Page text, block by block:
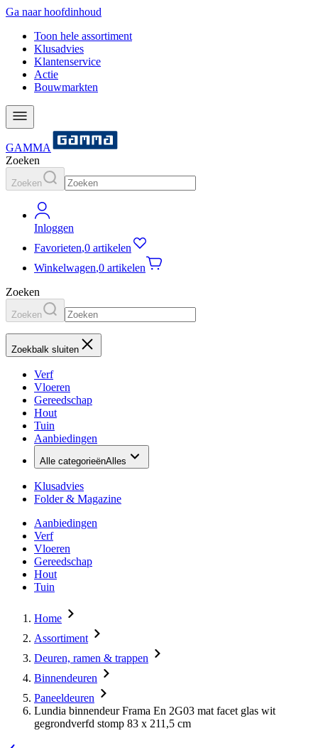
Ga naar hoofdinhoud
Toon hele assortiment
Klusadvies
Klantenservice
Actie
Bouwmarkten
GAMMA
Zoeken
Zoeken
Inloggen
Favorieten,0 artikelen
Winkelwagen,0 artikelen
Zoeken
Zoeken
Zoekbalk sluiten
Verf
Vloeren
Gereedschap
Hout
Tuin
Aanbiedingen
Alle categorieënAlles
Klusadvies
Folder & Magazine
Aanbiedingen
Verf
Vloeren
Gereedschap
Hout
Tuin
Home
Assortiment
Deuren, ramen & trappen
Binnendeuren
Paneeldeuren
Lundia binnendeur Frama En 2G03 mat facet glas wit
gegrondverfd stomp 83 x 211,5 cm